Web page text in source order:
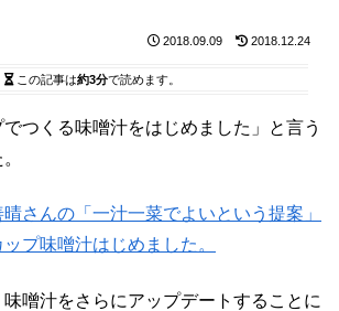
2018.09.09 2018.12.24
この記事は約3分で読めます。
つくる味噌汁をはじめました」と言う
晴さんの「一汁一菜でよいという提案」
プ味噌汁はじめました。
噌汁をさらにアップデートすることに